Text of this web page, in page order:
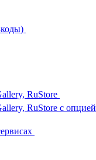
коды)
RuStore
RuStore с